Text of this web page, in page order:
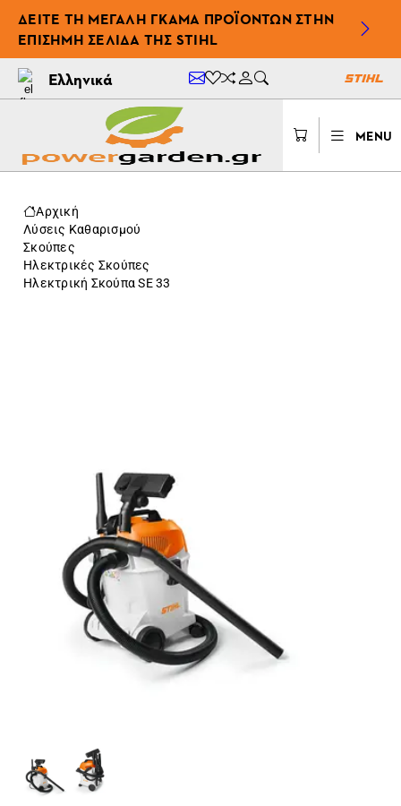
ΔΕΊΤΕ ΤΗ ΜΕΓΆΛΗ ΓΚΆΜΑ ΠΡΟΪΌΝΤΩΝ ΣΤΗΝ
ΕΠΊΣΗΜΗ ΣΕΛΊΔΑ ΤΗΣ STIHL
Ελληνικά
MENU
Αρχική
Λύσεις Καθαρισμού
Σκούπες
Ηλεκτρικές Σκούπες
Ηλεκτρική Σκούπα SE 33